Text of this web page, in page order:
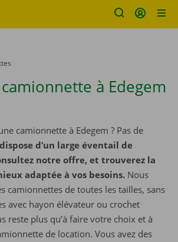
à Edegem
camionnette à Edegem ? Pas de
d’un large éventail de
notre offre, et trouverez la
adaptée à vos besoins. Nous
camionnettes de toutes les tailles, sans
avec hayon élévateur ou crochet
reste plus qu’à faire votre choix et à
de location. Vous avez des